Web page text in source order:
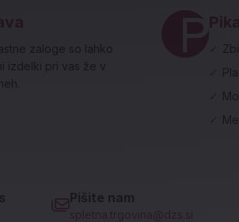
zaloge so lahko
izdelki pri vas že v
✓
✓
✓
✓
Pišite nam
spletna.trgovina@dzs.si